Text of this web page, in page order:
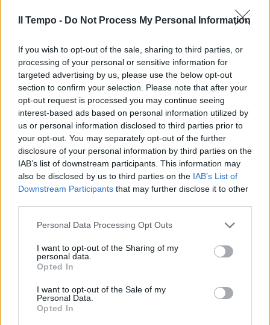
Il Tempo - Do Not Process My Personal Information
If you wish to opt-out of the sale, sharing to third parties, or
processing of your personal or sensitive information for
targeted advertising by us, please use the below opt-out
section to confirm your selection. Please note that after your
opt-out request is processed you may continue seeing
interest-based ads based on personal information utilized by
us or personal information disclosed to third parties prior to
your opt-out. You may separately opt-out of the further
disclosure of your personal information by third parties on the
IAB’s list of downstream participants. This information may
also be disclosed by us to third parties on the IAB’s List of
Downstream Participants that may further disclose it to other
Personal Data Processing Opt Outs
I want to opt-out of the Sharing of my
personal data.
Opted In
I want to opt-out of the Sale of my
Personal Data.
Opted In
dell'Ocean Viking
ODISSEA
Sbarcati ma non sono in Francia:
dove si trovano i migranti
11/11/2022
SCONTRO APERTO
Ocean Viking, ecco i migranti e
la Francia tuona contro l'Italia:
"Fiducia rotta"
SOLIDARIETÀ UE
La Francia naufraga sui
parte il boicottaggio
11/11/2022